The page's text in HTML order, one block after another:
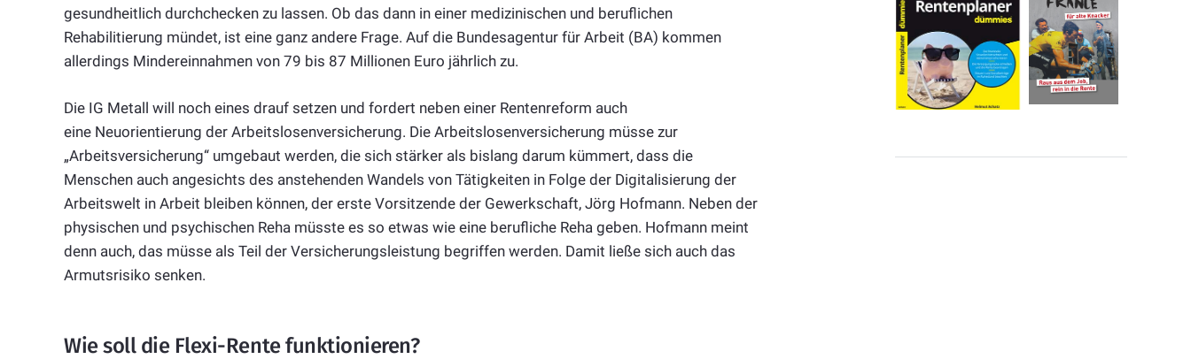
gesundheitlich durchchecken zu lassen. Ob das dann in einer medizinischen und beruflichen
Rehabilitierung mündet, ist eine ganz andere Frage. Auf die Bundesagentur für Arbeit (BA) kommen
allerdings Mindereinnahmen von 79 bis 87 Millionen Euro jährlich zu.
Die IG Metall will noch eines drauf setzen und fordert neben einer Rentenreform auch
eine Neuorientierung der Arbeitslosenversicherung. Die Arbeitslosenversicherung müsse zur
„Arbeitsversicherung“ umgebaut werden, die sich stärker als bislang darum kümmert, dass die
Menschen auch angesichts des anstehenden Wandels von Tätigkeiten in Folge der Digitalisierung der
Arbeitswelt in Arbeit bleiben können, der erste Vorsitzende der Gewerkschaft, Jörg Hofmann. Neben der
physischen und psychischen Reha müsste es so etwas wie eine berufliche Reha geben. Hofmann meint
denn auch, das müsse als Teil der Versicherungsleistung begriffen werden. Damit ließe sich auch das
Armutsrisiko senken.
Wie soll die Flexi-Rente funktionieren?